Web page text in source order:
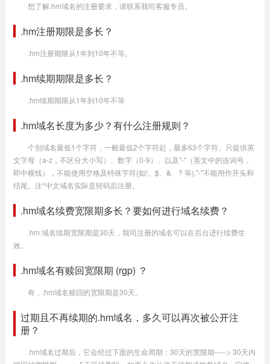
想了解.hm域名的注册要求，请联系我司客服专员。
.hm注册期限是多长？
.hm注册期限从1年到10年不等。
.hm续期期限是多长？
.hm续期期限从1年到10年不等
.hm域名长度为多少？有什么注册规则？
个别域名最低1个字符，一般最低2个字符起，最多63个字符。只提供英
文字母（a-z，不区分大小写）、数字（0-9）、以及"-"（英文中的连词号，
即中横线），不能使用空格及特殊字符(如!、$、&、? 等),"-"不能用作开头和
结尾。注*中文域名实际是转码后注册。
.hm域名续费宽限期多长？要如何进行域名续费？
.hm 域名续期宽限期是30天，我司注册的域名可以在后台进行续费生
效。
.hm域名有赎回宽限期 (rgp) ？
有，.hm域名赎回的宽限期是30天。
过期且不再续期的.hm域名，多久可以再次被公开注
册？
.hm域名过期后，它会经过下面的生命周期：30天的宽限期-----> 30天内